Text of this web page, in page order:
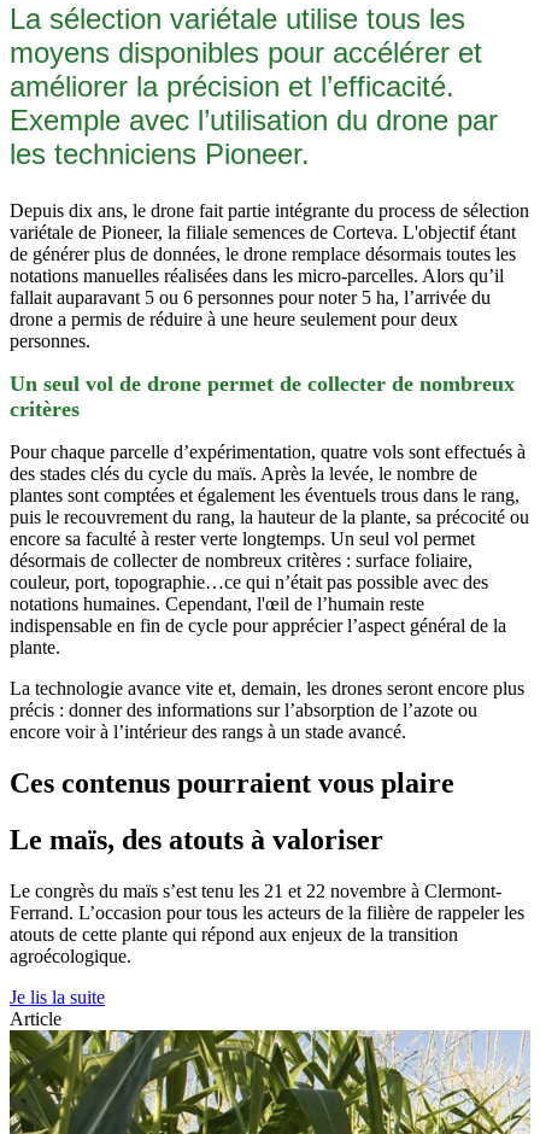
La sélection variétale utilise tous les
moyens disponibles pour accélérer et
améliorer la précision et l’efficacité.
Exemple avec l’utilisation du drone par
les techniciens Pioneer.
Depuis dix ans, le drone fait partie intégrante du process de sélection
variétale de Pioneer, la filiale semences de Corteva. L'objectif étant
de générer plus de données, le drone remplace désormais toutes les
notations manuelles réalisées dans les micro-parcelles. Alors qu’il
fallait auparavant 5 ou 6 personnes pour noter 5 ha, l’arrivée du
drone a permis de réduire à une heure seulement pour deux
personnes.
Un seul vol de drone permet de collecter de nombreux
critères
Pour chaque parcelle d’expérimentation, quatre vols sont effectués à
des stades clés du cycle du maïs. Après la levée, le nombre de
plantes sont comptées et également les éventuels trous dans le rang,
puis le recouvrement du rang, la hauteur de la plante, sa précocité ou
encore sa faculté à rester verte longtemps. Un seul vol permet
désormais de collecter de nombreux critères : surface foliaire,
couleur, port, topographie…ce qui n’était pas possible avec des
notations humaines. Cependant, l'œil de l’humain reste
indispensable en fin de cycle pour apprécier l’aspect général de la
plante.
La technologie avance vite et, demain, les drones seront encore plus
précis : donner des informations sur l’absorption de l’azote ou
encore voir à l’intérieur des rangs à un stade avancé.
Ces contenus pourraient vous plaire
Le maïs, des atouts à valoriser
Le congrès du maïs s’est tenu les 21 et 22 novembre à Clermont-
Ferrand. L’occasion pour tous les acteurs de la filière de rappeler les
atouts de cette plante qui répond aux enjeux de la transition
agroécologique.
Je lis la suite
Article